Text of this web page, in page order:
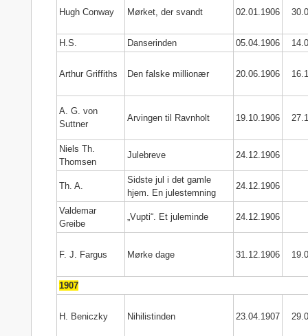
Hugh Conway Mørket, der svandt 02.01.1906
H.S. Danserinden 05.04.1906
Arthur Griffiths Den falske millionær 20.06.1906
A. G. von
Suttner
Arvingen til Ravnholt 19.10.1906
Niels Th.
Thomsen
Julebreve 24.12.1906
Th. A.
Sidste jul i det gamle
hjem. En julestemning
24.12.1906
Valdemar
Greibe
„Vupti“. Et juleminde 24.12.1906
F. J. Fargus Mørke dage 31.12.1906
1907
H. Beniczky Nihilistinden 23.04.1907